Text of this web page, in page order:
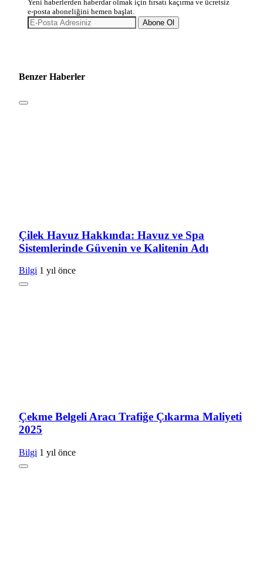
Yeni haberlerden haberdar olmak için fırsatı kaçırma ve ücretsiz
e-posta aboneliğini hemen başlat.
Abone Ol
Benzer Haberler
Çilek Havuz Hakkında: Havuz ve Spa
Sistemlerinde Güvenin ve Kalitenin Adı
Bilgi 1 yıl önce
Çekme Belgeli Aracı Trafiğe Çıkarma Maliyeti
2025
Bilgi 1 yıl önce